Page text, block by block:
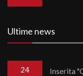
Ultime news
24
Inserita